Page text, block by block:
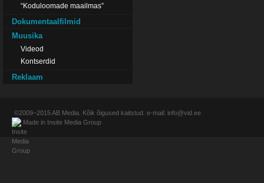
“Koduloomade maailmas”
Dokumentaalfilmid
Muusika
Videod
Kontserdid
Reklaam
©2009–2015AB Media . Kõik õigused kaitstud. e-mail: info@vid.ee
Made in Insite Media Group